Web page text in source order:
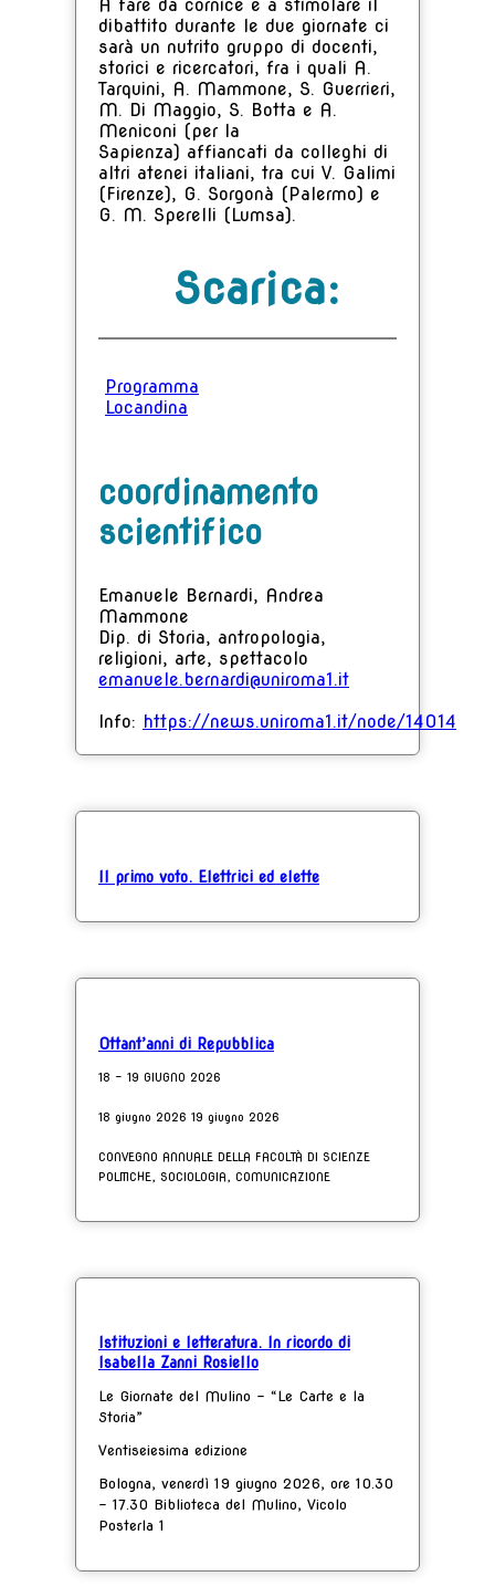
A fare da cornice e a stimolare il
dibattito durante le due giornate ci
sarà un nutrito gruppo di docenti,
storici e ricercatori, fra i quali A.
Tarquini, A. Mammone, S. Guerrieri,
M. Di Maggio, S. Botta e A.
Meniconi (per la
Sapienza) affiancati da colleghi di
altri atenei italiani, tra cui V. Galimi
(Firenze), G. Sorgonà (Palermo) e
G. M. Sperelli (Lumsa).
Scarica:
Programma
Locandina
coordinamento
scientifico
Emanuele Bernardi, Andrea
Mammone
Dip. di Storia, antropologia,
religioni, arte, spettacolo
emanuele.bernardi@uniroma1.it
Info: https://news.uniroma1.it/node/14014
Il primo voto. Elettrici ed elette
Ottant’anni di Repubblica
18 - 19 GIUGNO 2026
18 giugno 2026 19 giugno 2026
CONVEGNO ANNUALE DELLA FACOLTÀ DI SCIENZE
POLITICHE, SOCIOLOGIA, COMUNICAZIONE
Istituzioni e letteratura. In ricordo di
Isabella Zanni Rosiello
Le Giornate del Mulino - “Le Carte e la
Storia”
Ventiseiesima edizione
Bologna, venerdì 19 giugno 2026, ore 10.30
- 17.30 Biblioteca del Mulino, Vicolo
Posterla 1